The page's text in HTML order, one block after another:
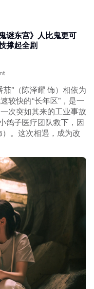
谜东宫》人比鬼更可
撑起全剧
茄”（陈泽耀 饰）相依为
较快的“长年区”，是一
次突如其来的工业事故
鸽子医疗团队救下，因
。这次相遇，成为改